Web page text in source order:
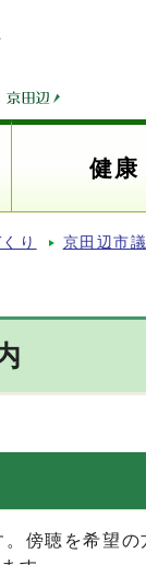
健康
り 京田辺市
傍聴を希望の